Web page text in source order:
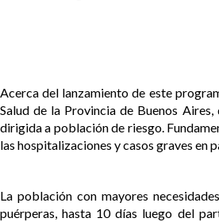
Acerca del lanzamiento de este
Salud de la Provincia de Buenos
dirigida a población de riesgo.
las hospitalizaciones y casos graves en
La población con mayores
puérperas, hasta 10 días luego del